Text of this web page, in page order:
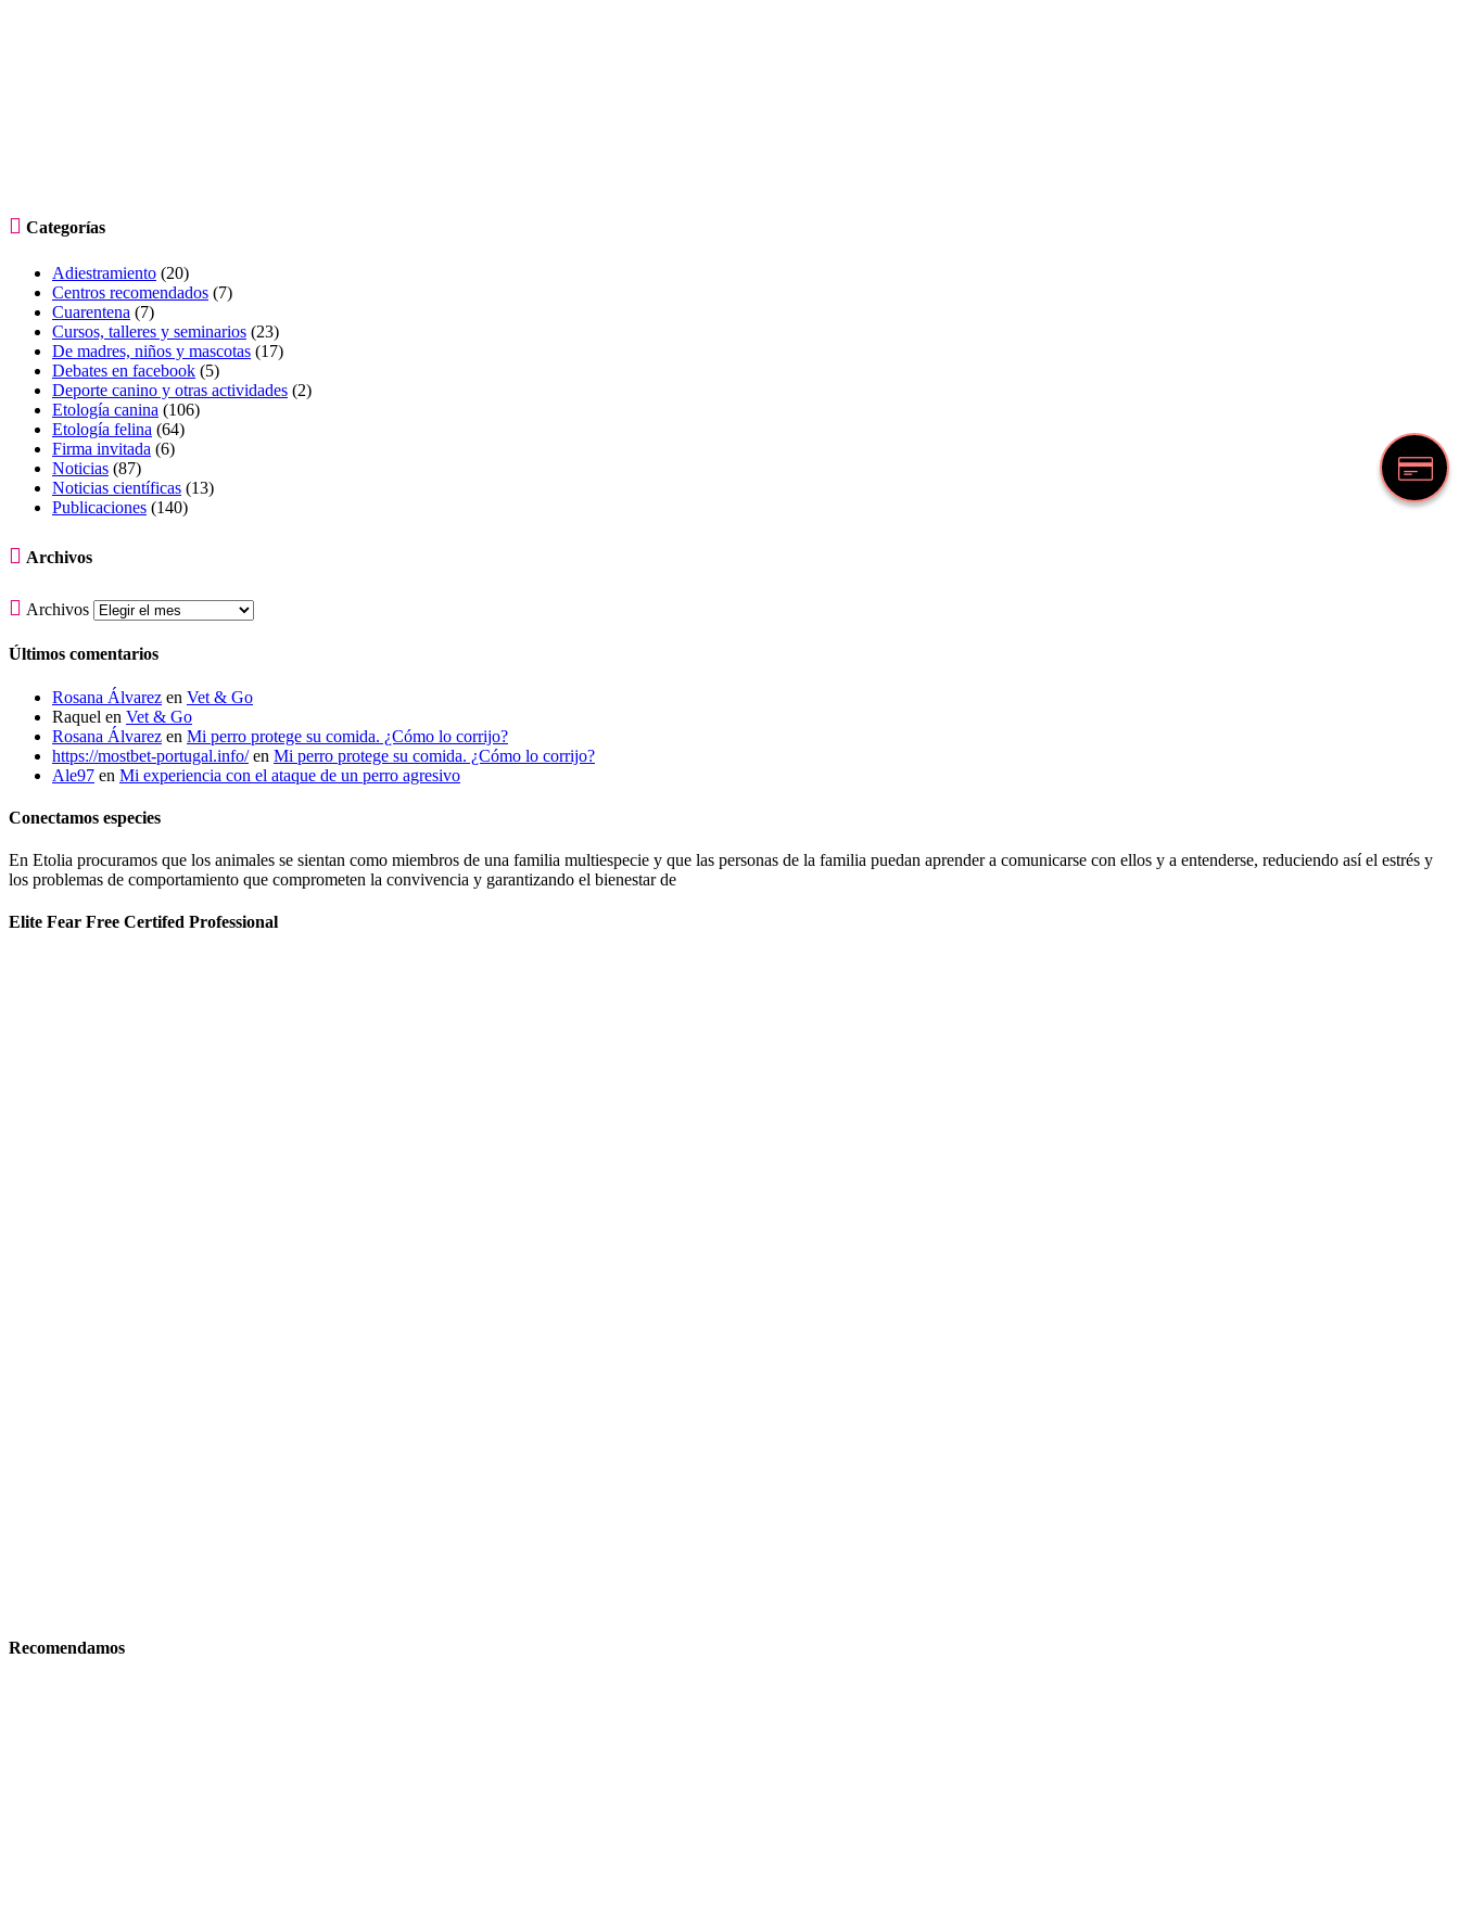
 Categorías
Adiestramiento (20)
Centros recomendados (7)
Cuarentena (7)
Cursos, talleres y seminarios (23)
De madres, niños y mascotas (17)
Debates en facebook (5)
Deporte canino y otras actividades (2)
Etología canina (106)
Etología felina (64)
Firma invitada (6)
Noticias (87)
Noticias científicas (13)
Publicaciones (140)
 Archivos
 Archivos
Últimos comentarios
Rosana Álvarez en Vet & Go
Raquel en Vet & Go
Rosana Álvarez en Mi perro protege su comida. ¿Cómo lo corrijo?
https://mostbet-portugal.info/en Mi perro protege su comida. ¿Cómo lo corrijo?
Ale97 en Mi experiencia con el ataque de un perro agresivo
Conectamos especies
En Etolia procuramos que los animales se sientan como miembros de una familia multiespecie y que las personas de la familia puedan aprender a comunicarse con ellos y a entenderse, reduciendo así el estrés y
los problemas de comportamiento que comprometen la convivencia y garantizando el bienestar de
Elite Fear Free Certifed Professional
Recomendamos